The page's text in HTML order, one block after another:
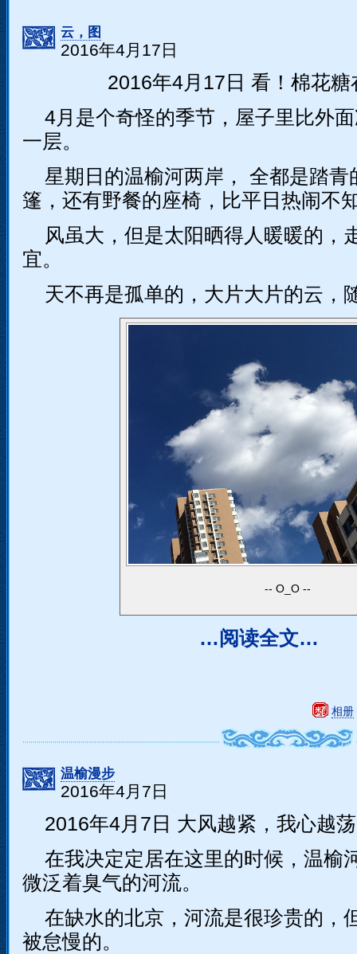
云，图
2016年4月17日
2016年4月17日 看！棉花糖
4月是个奇怪的季节，屋子里比外
一层。
星期日的温榆河两岸， 全都是踏青
篷，还有野餐的座椅，比平日热闹不
风虽大，但是太阳晒得人暖暖的，
宜。
天不再是孤单的，大片大片的云，
O_O
…阅读全文…
相册
温榆漫步
2016年4月7日
2016年4月7日 大风越紧，我心越荡
在我决定定居在这里的时候，温榆
微泛着臭气的河流。
在缺水的北京，河流是很珍贵的，
被怠慢的。